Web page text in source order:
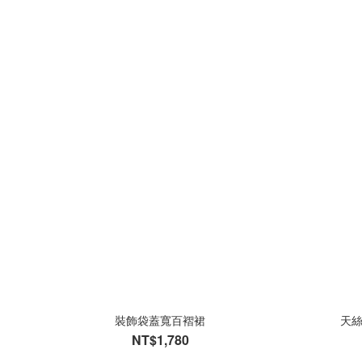
裝飾袋蓋寬百褶裙
NT$1,780
天